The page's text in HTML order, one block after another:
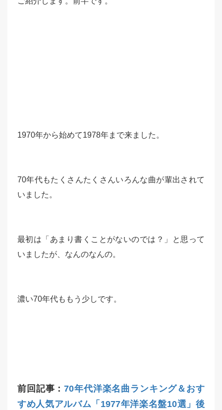
1970年から始めて1978年まで来ました。
70年代もたくさんたくさんいろんな曲が輩出されて
いました。
最初は「あまり書くことがないのでは？」と思って
いましたが、なんのなんの。
濃い70年代ももう少しです。
前回記事：70年代洋楽名曲ランキング＆おす
すめ人気アルバム「1977年洋楽名盤10選」後